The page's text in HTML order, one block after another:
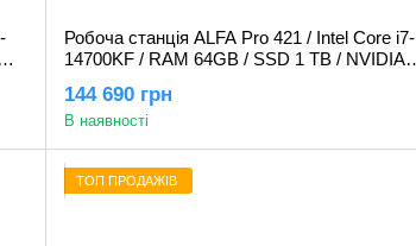
Робоча станція ALFA Pro 421 / Intel Core i7-
14700KF / RAM 64GB / SSD 1 TB / NVIDIA
144 690 грн
В наявності
ТОП ПРОДАЖІВ